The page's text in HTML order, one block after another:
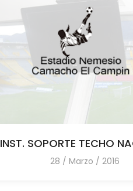
INST. SOPORTE TECHO
28 / Marzo / 2016